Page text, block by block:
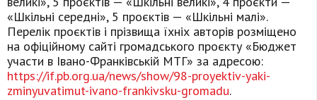
«Шкільні середні», 5 проєктів — «Шкільні малі».
Перелік проєктів і прізвища їхніх авторів розміщено
на офіційному сайті громадського проєкту «Бюджет
участи в Івано-Франківській МТГ» за адресою:
https://if.pb.org.ua/news/show/98-proyektiv-yaki-
zminyuvatimut-ivano-frankivsku-gromadu.